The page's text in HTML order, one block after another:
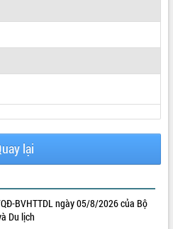
lại
BVHTTDL ngày 05/8/2026 của Bộ
Du lịch